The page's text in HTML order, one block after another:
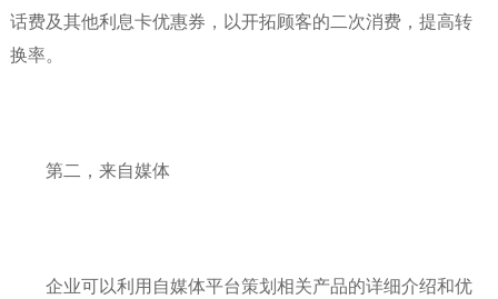
话费及其他利息卡优惠券，以开拓顾客的二次消费，提高转
换率。
第二，来自媒体
企业可以利用自媒体平台策划相关产品的详细介绍和优